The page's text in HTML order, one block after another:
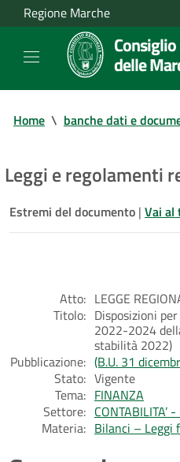
Regione Marche
delle
Home \ banche dati e
Leggi e regolamenti
Estremi del documento | Vai al
Atto: LEGGE
Titolo: Disposizioni
2022-2024
stabilità 2022)
Pubblicazione: (B.U. 31
Stato: Vigente
Tema: FINANZA
Settore: CONTABILITA’
Materia: Bilanci – Leggi